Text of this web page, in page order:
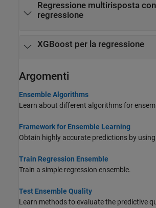
Regressione multirisposta
regressione
XGBoost per la regressione
Argomenti
Ensemble Algorithms
Learn about different algorithms for
Framework for Ensemble Learning
Obtain highly accurate predictions by
Train Regression Ensemble
Train a simple regression ensemble.
Test Ensemble Quality
Learn methods to evaluate the predictive